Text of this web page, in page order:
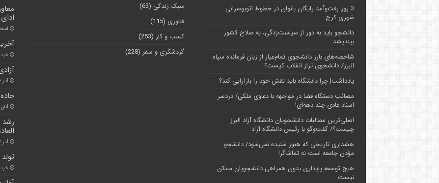
3 روز رفت‌وآمد رایگان بانوان در خطوط اتوبوسرانی
شهری کرج
دانشجو باید به دور از سیاست‌زدگی، به صلاح کشور
بیندیشد
شاخصه‌های بارز دانشجوی تمام‌عیار از زبان فرمانده سپاه
البرز/ دانشجوی تراز انقلاب کیست؟
یادداشت| چرا دانشگاه باید نقش خود را بازآرایی کند؟
مصائب دستگاه قضا در مواجهه با دعاوی ملکی/ دردسر
اسناد عادی چند‌ دهه‌ای!
اصلی‌ترین مطالبات دانشجویان دانشگاه آزاد البرز
چیست؟/ گفت‌وگو با رئیس دانشگاه آز‌اد
هشداری تاریخی که هنوز شنیده نمی‌شود/ دانشجو
مؤذن جامعه است نه تماشاگر!
هیچ توسعه پایداری بدون همراهی دانشجویان ممکن
نیست
سبک زندگی (63)
فناوری (115)
کسب و کار (253)
گردشگری و سفر (228)
اسفند ۵,
خرداد
آزادی ۱۵ زندانی ندامتگاه
آذر ۱۴, ۱۴۰۰
آبان ۳۰, ۱۴۰۰
العاده
آذر ۷, ۱۴۰۰
خرداد